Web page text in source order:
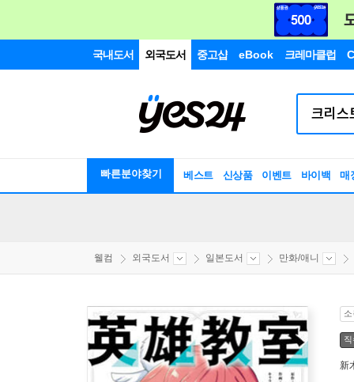
국내도서 외국도서 중고샵 eBook 크레마클럽
빠른분야찾기 베스트 신상품 이벤트 바이백 매
웰컴 외국도서 일본도서 만화/애니
新